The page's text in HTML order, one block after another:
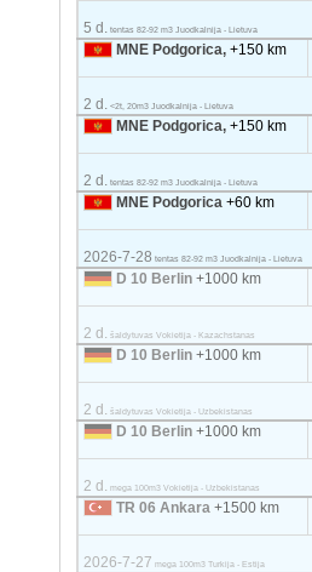
5 d. tentas 82-92 m3 Juodkalnija - Lietuva
MNE Podgorica, +150 km
2 d. <2t, 20m3 Juodkalnija - Lietuva
MNE Podgorica, +150 km
2 d. tentas 82-92 m3 Juodkalnija - Lietuva
MNE Podgorica +60 km
2026-7-28 tentas 82-92 m3 Juodkalnija - Lietuva
D 10 Berlin +1000 km
2 d. šaldytuvas Vokietija - Kazachstanas
D 10 Berlin +1000 km
2 d. šaldytuvas Vokietija - Uzbekistanas
D 10 Berlin +1000 km
2 d. mega 100m3 Vokietija - Uzbekistanas
TR 06 Ankara +1500 km
2026-7-27 mega 100m3 Turkija - Estija